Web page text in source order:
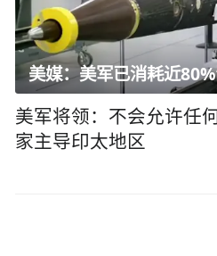
美军将领：不会允许任
家主导印太地区